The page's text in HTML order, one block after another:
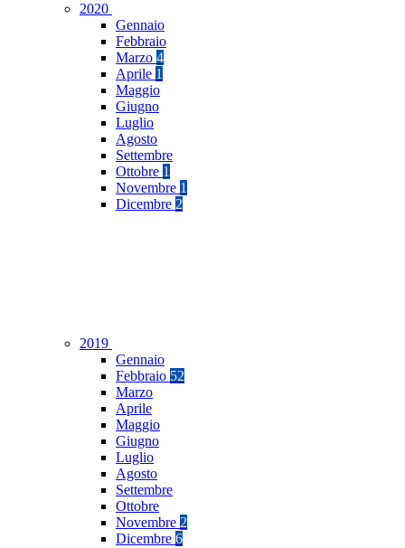
2020
Gennaio
Febbraio
Marzo 4
Aprile 1
Maggio
Giugno
Luglio
Agosto
Settembre
Ottobre 1
Novembre 1
Dicembre 2
2019
Gennaio
Febbraio 52
Marzo
Aprile
Maggio
Giugno
Luglio
Agosto
Settembre
Ottobre
Novembre 2
Dicembre 6